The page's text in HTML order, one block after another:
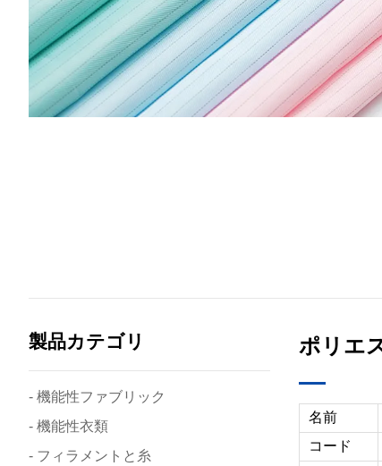
製品カテゴリ
- 機能性ファブリック
- 機能性衣類
- フィラメントと糸
ポリエ
名前
コード